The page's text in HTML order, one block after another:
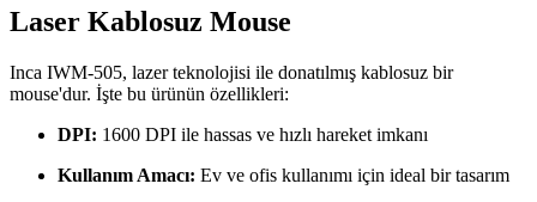
Laser Kablosuz Mouse
Inca IWM-505, lazer teknolojisi ile donatılmış kablosuz bir
mouse'dur. İşte bu ürünün özellikleri:
DPI: 1600 DPI ile hassas ve hızlı hareket imkanı
Kullanım Amacı: Ev ve ofis kullanımı için ideal bir tasarım